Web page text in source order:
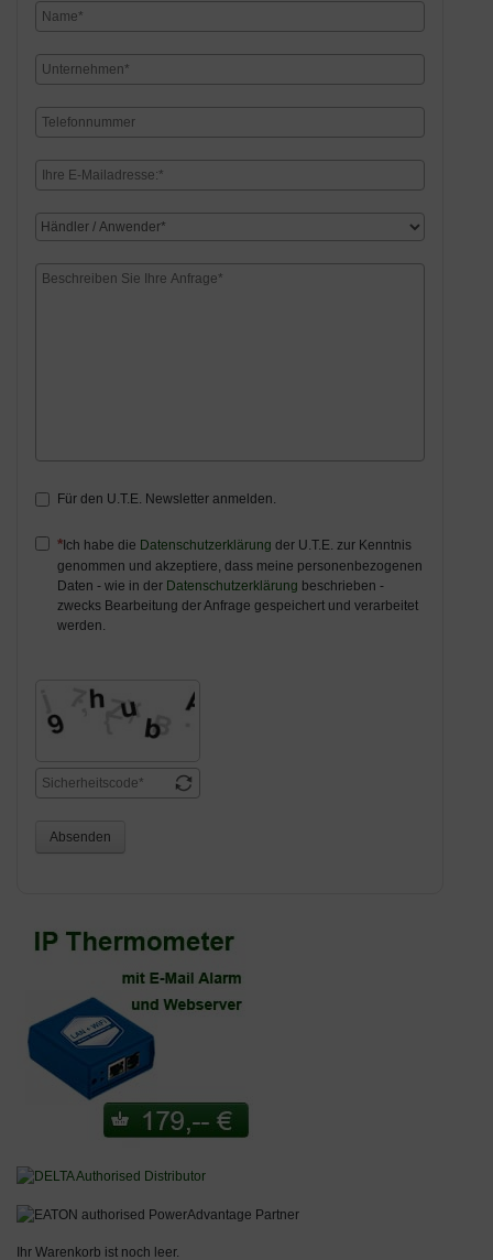
Für den U.T.E. Newsletter anmelden.
Ich habe die Datenschutzerklärung der U.T.E. zur Kenntnis
genommen und akzeptiere, dass meine personenbezogenen
Daten - wie in der Datenschutzerklärung beschrieben -
zwecks Bearbeitung der Anfrage gespeichert und verarbeitet
werden.
Absenden
Ihr Warenkorb ist noch leer.